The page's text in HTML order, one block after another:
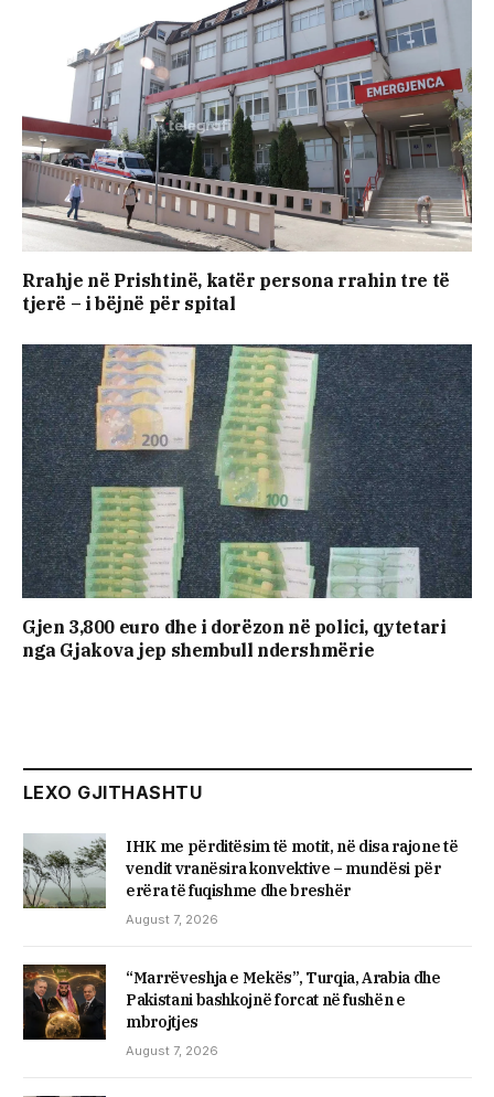
Rrahje në Prishtinë, katër persona rrahin tre të
tjerë – i bëjnë për spital
Gjen 3,800 euro dhe i dorëzon në polici, qytetari
nga Gjakova jep shembull ndershmërie
LEXO GJITHASHTU
IHK me përditësim të motit, në disa rajone të
vendit vranësira konvektive – mundësi për
erëra të fuqishme dhe breshër
August 7, 2026
“Marrëveshja e Mekës”, Turqia, Arabia dhe
Pakistani bashkojnë forcat në fushën e
mbrojtjes
August 7, 2026